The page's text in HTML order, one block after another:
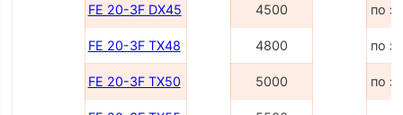
FE 20-3F DX45 4500 по
FE 20-3F TX48 4800 по
FE 20-3F TX50 5000 по